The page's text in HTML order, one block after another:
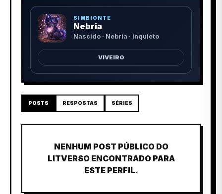
SIMBIONTE
Nebria
Nascido · Nebria · inquieto
VIVEIRO
POSTS RESPOSTAS SÉRIES
NENHUM POST PÚBLICO DO
LITVERSO ENCONTRADO PARA
ESTE PERFIL.